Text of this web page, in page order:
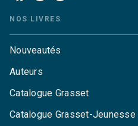
NOS LIVRES
Nouveautés
Auteurs
Catalogue Grasset
Catalogue Grasset-Jeunesse